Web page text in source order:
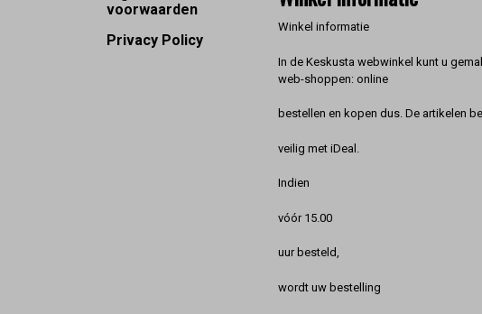
voorwaarden
Privacy Policy
Winkel informatie
In de Keskusta webwinkel kunt u
web-shoppen: online
bestellen en kopen dus. De artikelen
veilig met iDeal.
Indien
vóór 15.00
uur besteld,
wordt uw bestelling